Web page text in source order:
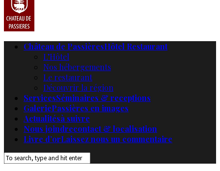
Château de PassièresHôtel Restaurant
L’Hôtel
Nos hébergements
Le restaurant
Découvrir la région
ServicesSéminaires & receptions
GaleriePassières en images
Actualitésà suivre
Nous joindrecontact & localisation
Livre d’orLaissez nous un commentaire